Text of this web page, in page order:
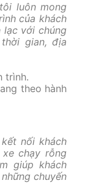
luôn mong
của khách
lạc với chúng
gian, địa
trình.
theo hành
nối khách
chạy rỗng
giúp khách
chuyến